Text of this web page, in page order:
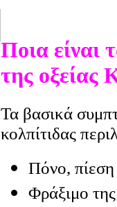
Ποια είναι
της οξείας
Τα βασικά
κολπίτιδας
Πόνο,
Φράξιμο